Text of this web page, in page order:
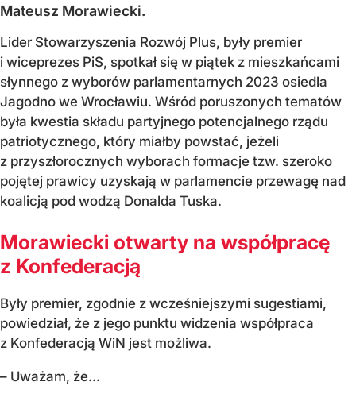
Mateusz Morawiecki.
Lider Stowarzyszenia Rozwój Plus, były premier
i wiceprezes PiS, spotkał się w piątek z mieszkańcami
słynnego z wyborów parlamentarnych 2023 osiedla
Jagodno we Wrocławiu. Wśród poruszonych tematów
była kwestia składu partyjnego potencjalnego rządu
patriotycznego, który miałby powstać, jeżeli
z przyszłorocznych wyborach formacje tzw. szeroko
pojętej prawicy uzyskają w parlamencie przewagę nad
koalicją pod wodzą Donalda Tuska.
Morawiecki otwarty na współpracę
z Konfederacją
Były premier, zgodnie z wcześniejszymi sugestiami,
powiedział, że z jego punktu widzenia współpraca
z Konfederacją WiN jest możliwa.
– Uważam, że...